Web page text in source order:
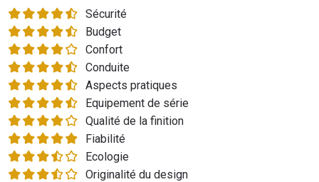
Flottes
Auto
Services
Forum
Moto
Marques
Sécurité
Budget
Confort
Conduite
Aspects pratiques
Equipement de série
Qualité de la finition
Fiabilité
Ecologie
Originalité du design